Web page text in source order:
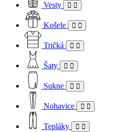
Vesty
Košele
Tričká
Šaty
Sukne
Nohavice
Tepláky